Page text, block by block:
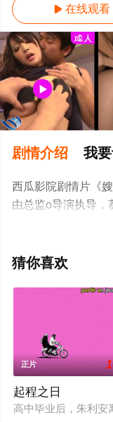
 在线观看
剧情介绍 我
西瓜影院剧情片《
由总监o导演执导，
机免费观看高清未
解。
猜你喜欢
正片
起程之日
高中毕业后，朱利安